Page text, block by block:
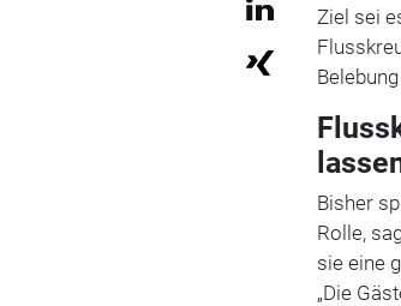
Ziel sei
Bisher
Rolle,
sie eine
„Die